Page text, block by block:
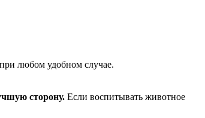
любом удобном случае.
сторону. Если воспитывать животное